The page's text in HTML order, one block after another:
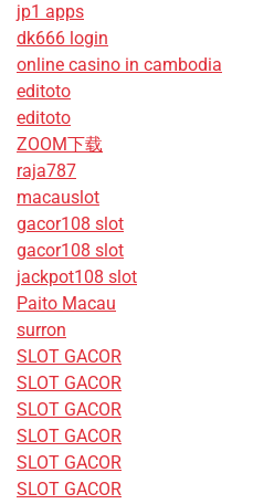
jp1 apps
dk666 login
online casino in cambodia
editoto
editoto
ZOOM下载
raja787
macauslot
gacor108 slot
gacor108 slot
jackpot108 slot
Paito Macau
surron
SLOT GACOR
SLOT GACOR
SLOT GACOR
SLOT GACOR
SLOT GACOR
SLOT GACOR